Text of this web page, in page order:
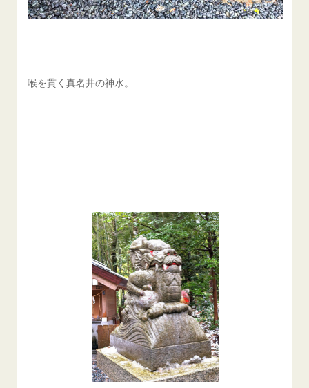
喉を貫く真名井の神水。